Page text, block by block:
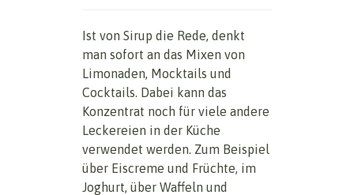
Ist von Sirup die Rede, denkt
man sofort an das Mixen von
Limonaden, Mocktails und
Cocktails. Dabei kann das
Konzentrat noch für viele andere
Leckereien in der Küche
verwendet werden. Zum Beispiel
über Eiscreme und Früchte, im
Joghurt, über Waffeln und